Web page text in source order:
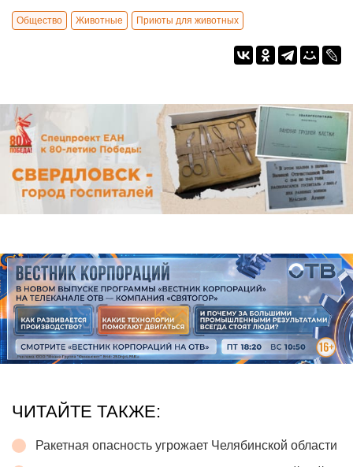
Общество Животные Приюты для животных
ЧИТАЙТЕ ТАКЖЕ:
Ракетная опасность угрожает Челябинской области